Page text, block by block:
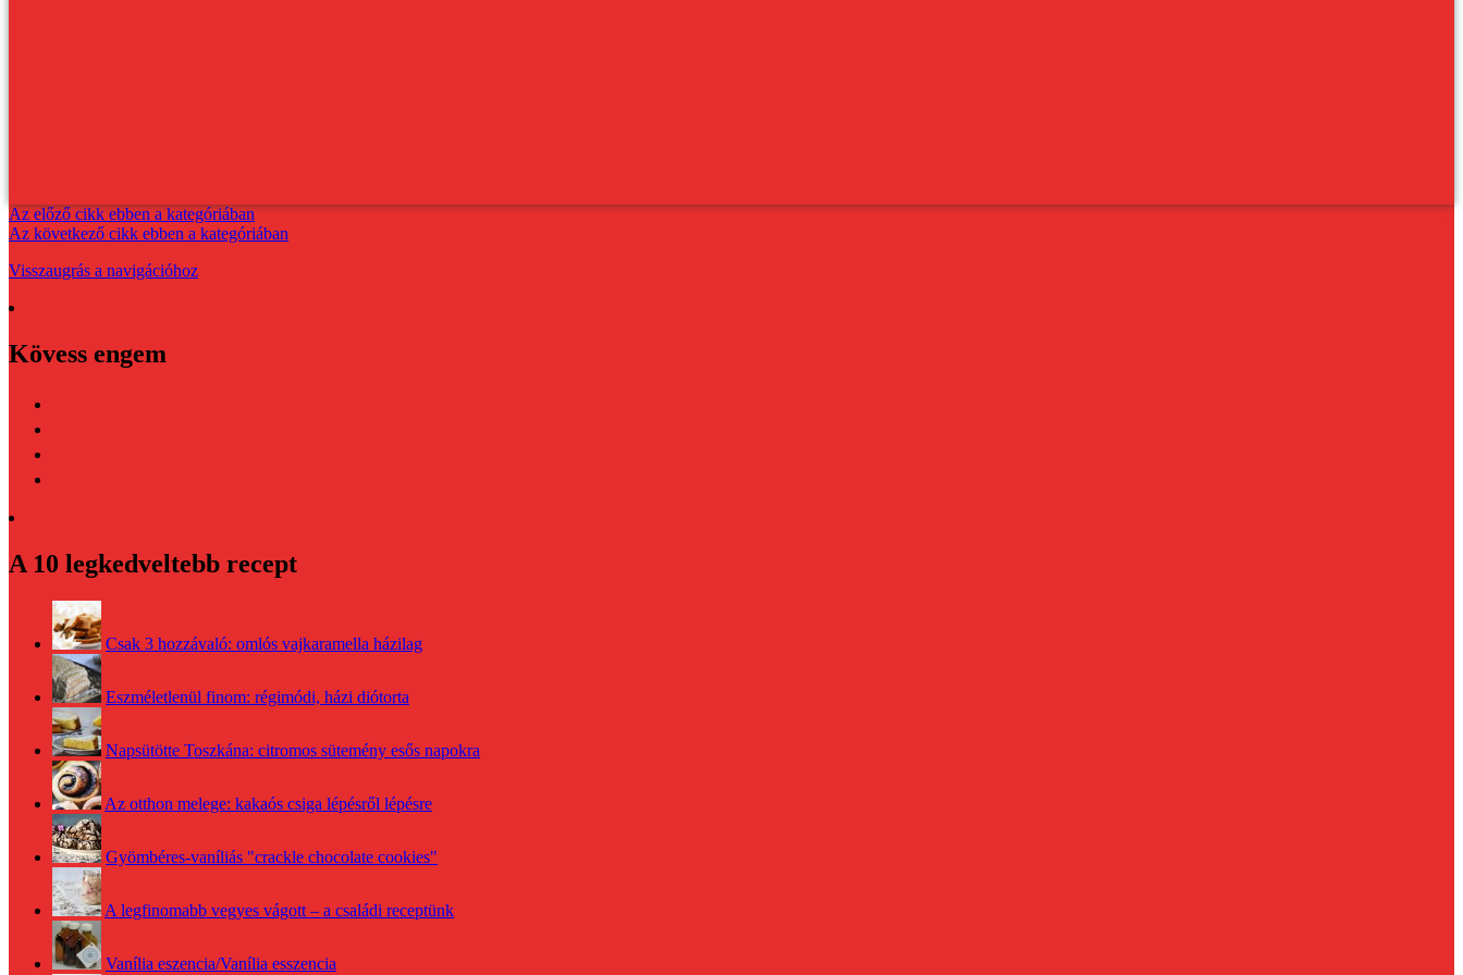
Az előző cikk ebben a kategóriában
Az következő cikk ebben a kategóriában
Visszaugrás a navigációhoz
Kövess engem
A 10 legkedveltebb recept
Csak 3 hozzávaló: omlós vajkaramella házilag
Eszméletlenül finom: régimódi, házi diótorta
Napsütötte Toszkána: citromos sütemény esős napokra
Az otthon melege: kakaós csiga lépésről lépésre
Gyömbéres-vaníliás "crackle chocolate cookies"
A legfinomabb vegyes vágott – a családi receptünk
Vanília eszencia/Vanília esszencia